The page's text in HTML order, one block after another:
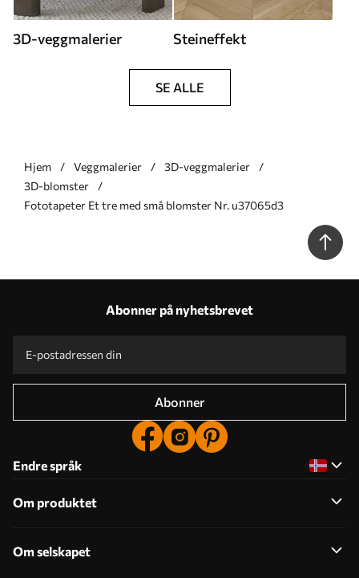
3D-veggmalerier Steineffekt
SE ALLE
Hjem Veggmalerier
3D-veggmalerier
3D-blomster
Fototapeter Et tre med små blomster Nr. u37065d3
Abonner på nyhetsbrevet
Abonner
Endre språk
Om produktet
Om selskapet